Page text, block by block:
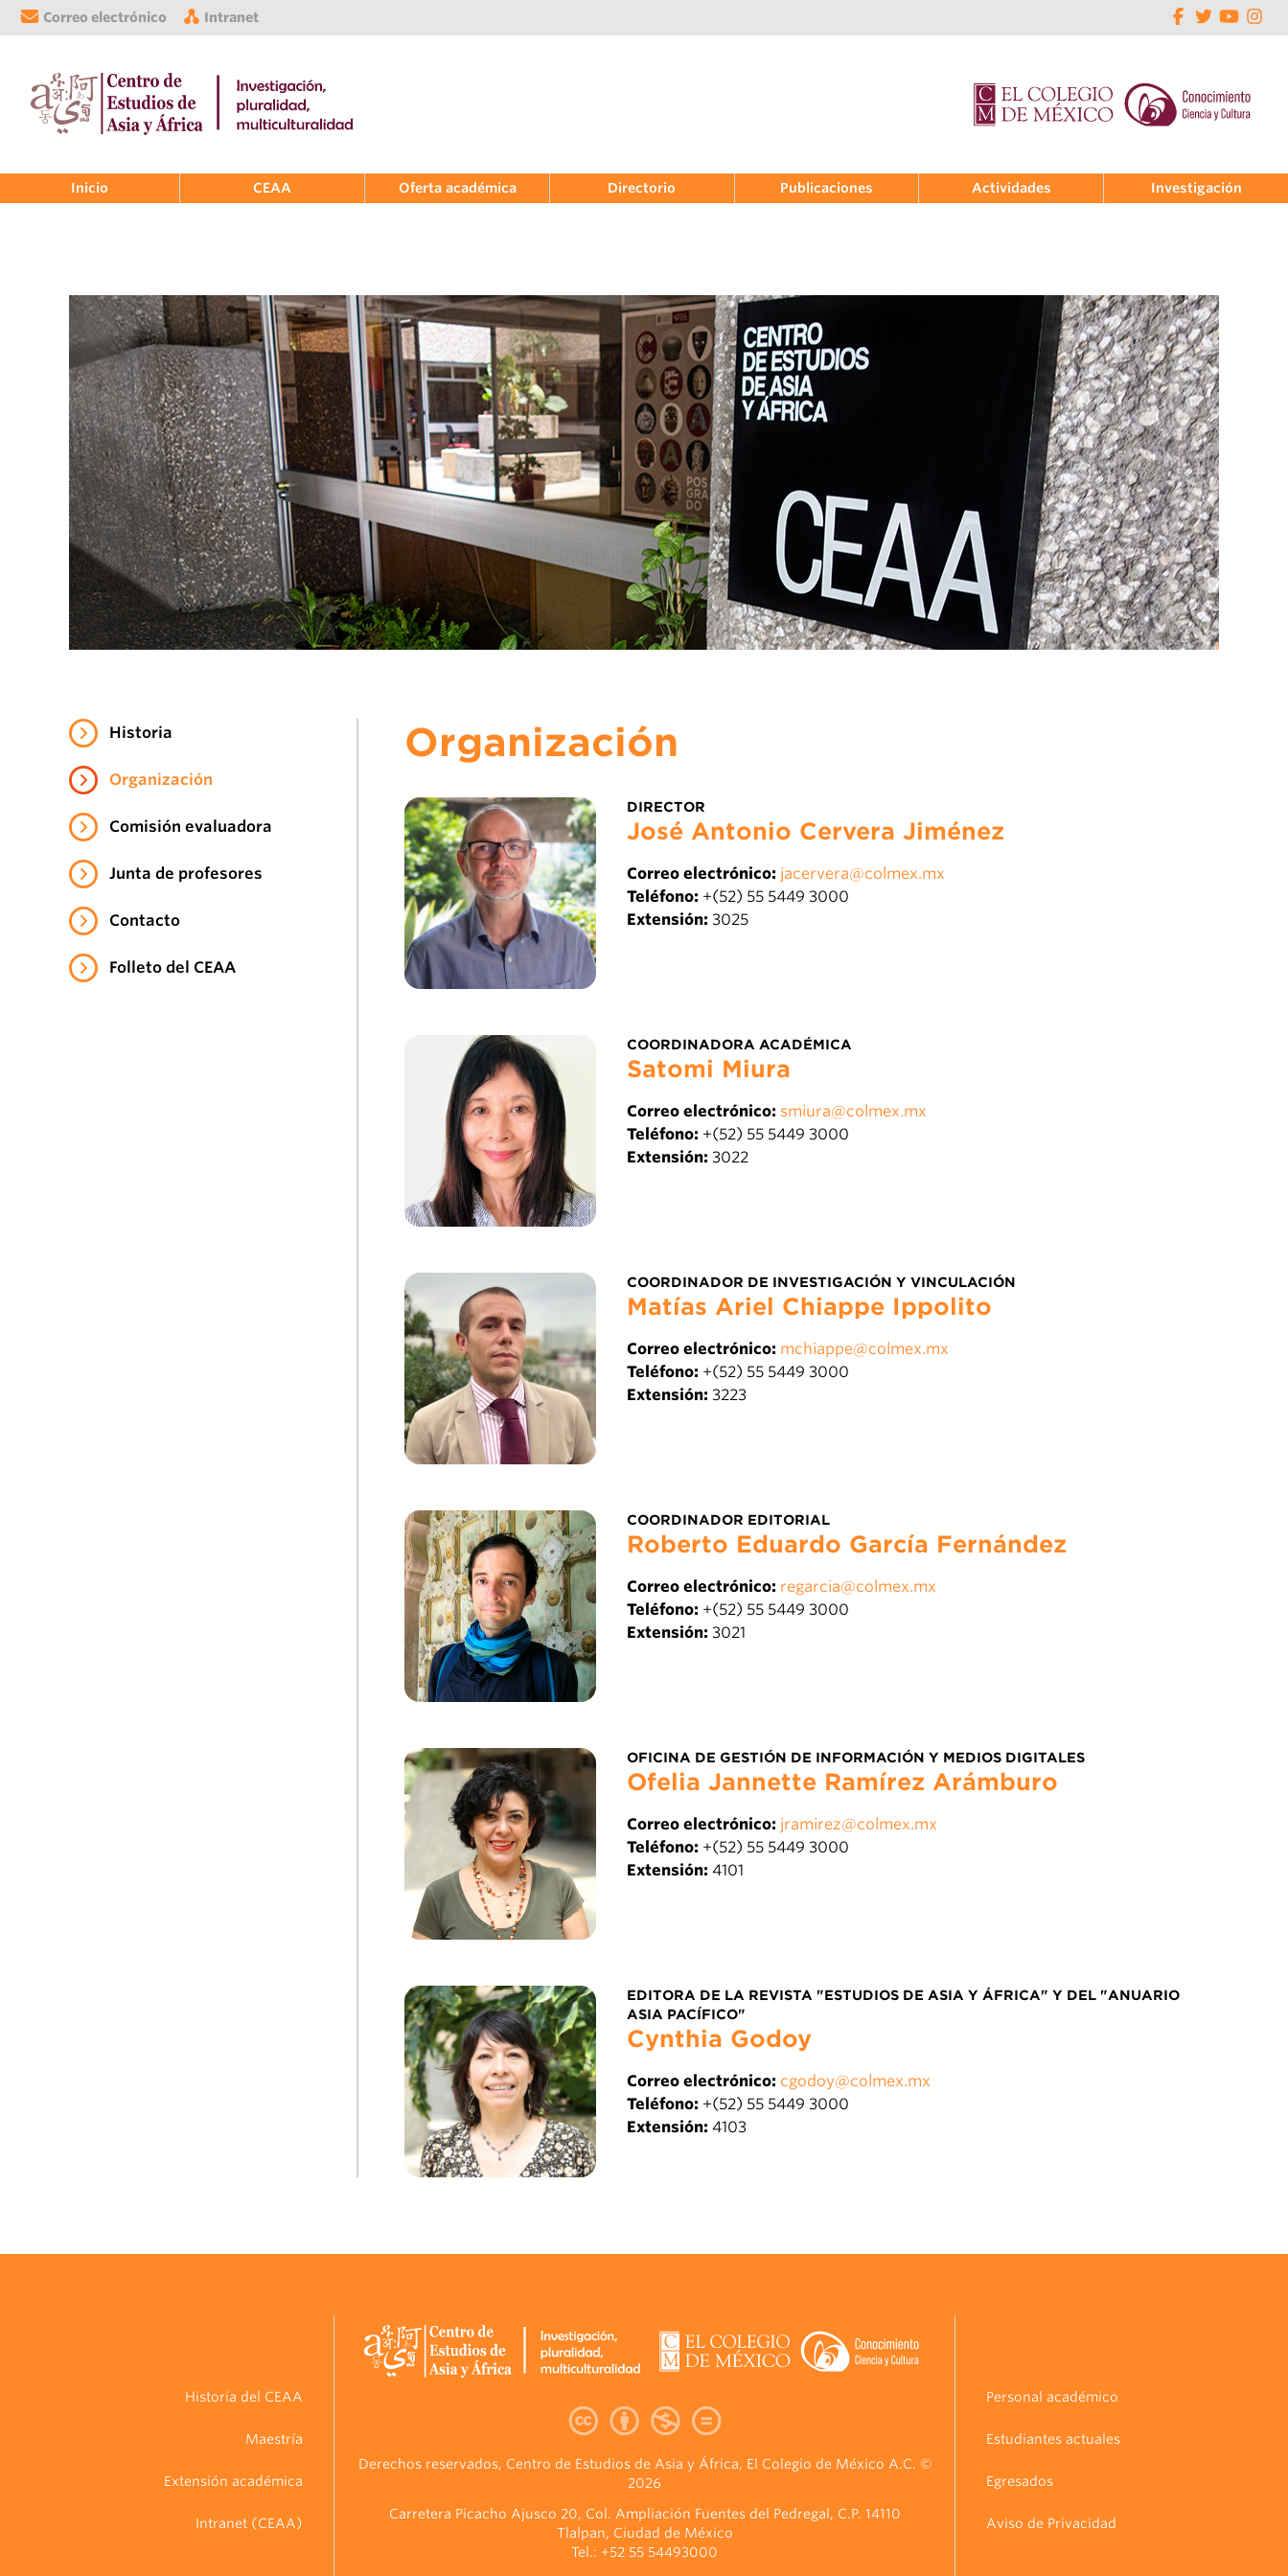
Correo electrónico Intranet
Inicio CEAA Oferta académica Directorio Publicaciones Actividades Investigación
Historia
Organización
Comisión evaluadora
Junta de profesores
Contacto
Folleto del CEAA
Organización
DIRECTOR
José Antonio Cervera Jiménez
Correo electrónico: jacervera@colmex.mx
Teléfono: +(52) 55 5449 3000
Extensión: 3025
COORDINADORA ACADÉMICA
Satomi Miura
Correo electrónico: smiura@colmex.mx
Teléfono: +(52) 55 5449 3000
Extensión: 3022
COORDINADOR DE INVESTIGACIÓN Y VINCULACIÓN
Matías Ariel Chiappe Ippolito
Correo electrónico: mchiappe@colmex.mx
Teléfono: +(52) 55 5449 3000
Extensión: 3223
COORDINADOR EDITORIAL
Roberto Eduardo García Fernández
Correo electrónico: regarcia@colmex.mx
Teléfono: +(52) 55 5449 3000
Extensión: 3021
OFICINA DE GESTIÓN DE INFORMACIÓN Y MEDIOS DIGITALES
Ofelia Jannette Ramírez Arámburo
Correo electrónico: jramirez@colmex.mx
Teléfono: +(52) 55 5449 3000
Extensión: 4101
EDITORA DE LA REVISTA "ESTUDIOS DE ASIA Y ÁFRICA" Y DEL "ANUARIO
ASIA PACÍFICO"
Cynthia Godoy
Correo electrónico: cgodoy@colmex.mx
Teléfono: +(52) 55 5449 3000
Extensión: 4103
Historia del CEAA
Maestría
Extensión académica
Intranet (CEAA)
Derechos reservados, Centro de Estudios de Asia y África, El Colegio de México A.C. ©
2026
Carretera Picacho Ajusco 20, Col. Ampliación Fuentes del Pedregal, C.P. 14110
Tlalpan, Ciudad de México
Tel.: +52 55 54493000
Personal académico
Estudiantes actuales
Egresados
Aviso de Privacidad